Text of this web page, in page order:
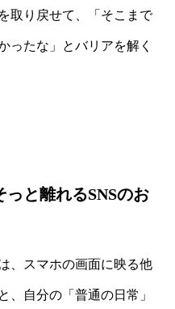
取り戻せて、「そこまで
ったな」とバリアを解く
と離れるSNSのお
、スマホの画面に映る他
、自分の「普通の日常」